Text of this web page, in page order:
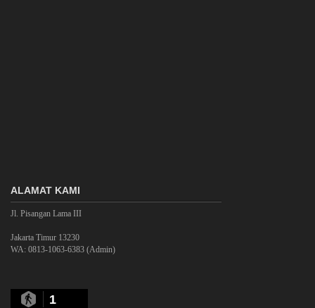
ALAMAT KAMI
Jl. Pisangan Lama III
Jakarta Timur 13230
WA: 0813-1063-6383 (Admin)
1